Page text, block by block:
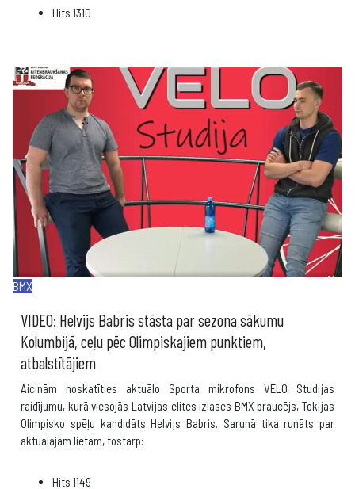
Hits 1310
BMX
VIDEO: Helvijs Babris stāsta par sezona sākumu
Kolumbijā, ceļu pēc Olimpiskajiem punktiem,
atbalstītājiem
Aicinām noskatīties aktuālo Sporta mikrofons VELO Studijas
raidījumu, kurā viesojās Latvijas elites izlases BMX braucējs, Tokijas
Olimpisko spēļu kandidāts Helvijs Babris. Sarunā tika runāts par
aktuālajām lietām, tostarp:
Hits 1149